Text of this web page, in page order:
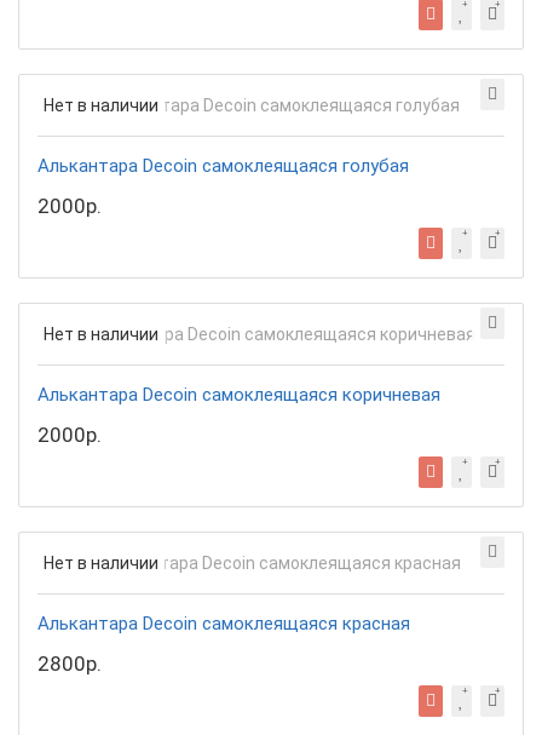
Нет в наличии
Алькантара Decoin самоклеящаяся голубая
2000р.
Нет в наличии
Алькантара Decoin самоклеящаяся коричневая
2000р.
Нет в наличии
Алькантара Decoin самоклеящаяся красная
2800р.